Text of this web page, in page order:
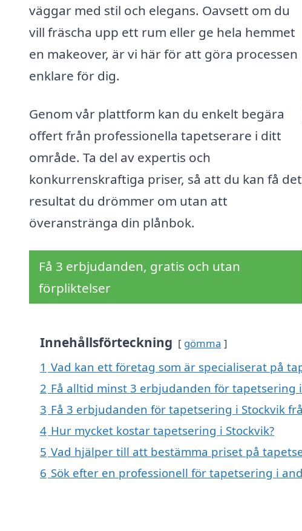
väggar med stil och elegans. Oavsett om du
vill fräscha upp ett rum eller ge hela hemmet
en makeover, är vi här för att göra processen
enklare för dig.
Genom vår plattform kan du enkelt begära
offert från professionella tapetserare i ditt
område. Ta del av expertis och
konkurrenskraftiga priser, så att du kan få det
resultat du drömmer om utan att
överanstränga din plånbok.
Få 3 erbjudanden, gratis och utan
förpliktelser
Innehållsförteckning gömma
1 Vad kan ett företag som är specialiserat på
2 Få alltid minst 3 erbjudanden för tapetsering
3 Få 3 erbjudanden för tapetsering i Stockvik
4 Hur mycket kostar tapetsering i Stockvik?
5 Vad hjälper till att bestämma priset på
6 Sök efter en professionell för tapetsering i